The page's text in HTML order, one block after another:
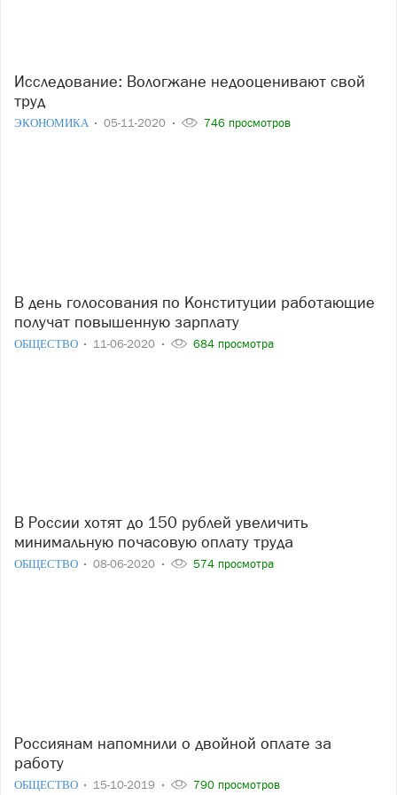
Исследование: Вологжане недооценивают свой
труд
ЭКОНОМИКА 05-11-2020 746 просмотров
В день голосования по Конституции работающие
получат повышенную зарплату
ОБЩЕСТВО 11-06-2020 684 просмотра
В России хотят до 150 рублей увеличить
минимальную почасовую оплату труда
ОБЩЕСТВО 08-06-2020 574 просмотра
Россиянам напомнили о двойной оплате за
работу
ОБЩЕСТВО 15-10-2019 790 просмотров